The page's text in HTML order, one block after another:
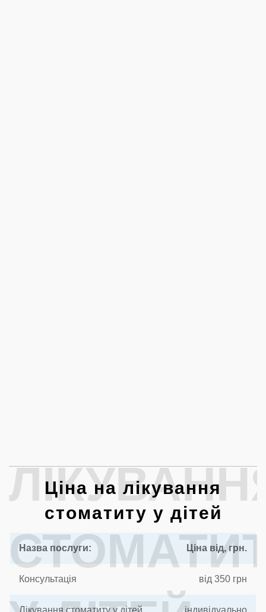
Ціна на лікування
стоматиту у дітей
Назва послуги: Ціна від, грн.
Консультація від 350 грн